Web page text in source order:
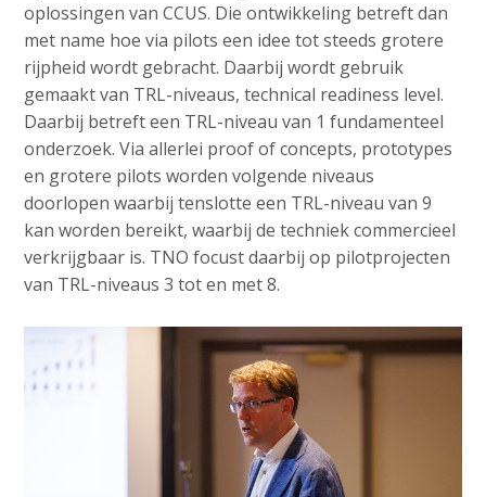
oplossingen van CCUS. Die ontwikkeling betreft dan
met name hoe via pilots een idee tot steeds grotere
rijpheid wordt gebracht. Daarbij wordt gebruik
gemaakt van TRL-niveaus, technical readiness level.
Daarbij betreft een TRL-niveau van 1 fundamenteel
onderzoek. Via allerlei proof of concepts, prototypes
en grotere pilots worden volgende niveaus
doorlopen waarbij tenslotte een TRL-niveau van 9
kan worden bereikt, waarbij de techniek commercieel
verkrijgbaar is. TNO focust daarbij op pilotprojecten
van TRL-niveaus 3 tot en met 8.